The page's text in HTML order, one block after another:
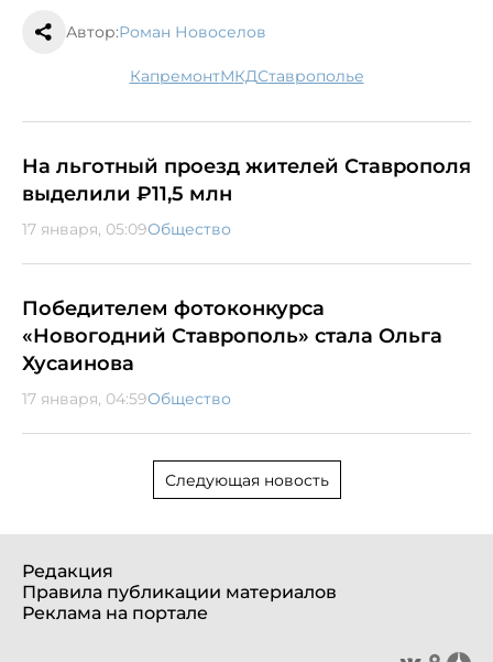
Автор:Роман Новоселов
капремонт МКД Ставрополье
На льготный проезд жителей Ставрополя
выделили ₽11,5 млн
17 января, 05:09Общество
Победителем фотоконкурса
«Новогодний Ставрополь» стала Ольга
Хусаинова
17 января, 04:59Общество
Следующая новость
Редакция
Правила публикации материалов
Реклама на портале